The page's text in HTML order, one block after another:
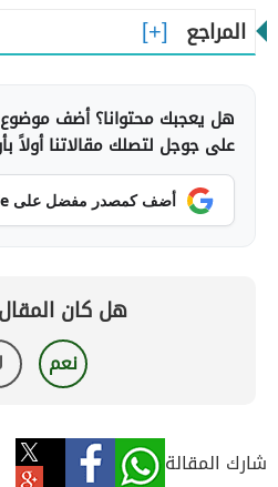
المراجع
هل يعجبك محتوانا؟ أضف
على جوجل لتصلك مقالاتنا أولاً
أضف كمصدر مفضل على Google
هل كان
نعم
شارك المقالة